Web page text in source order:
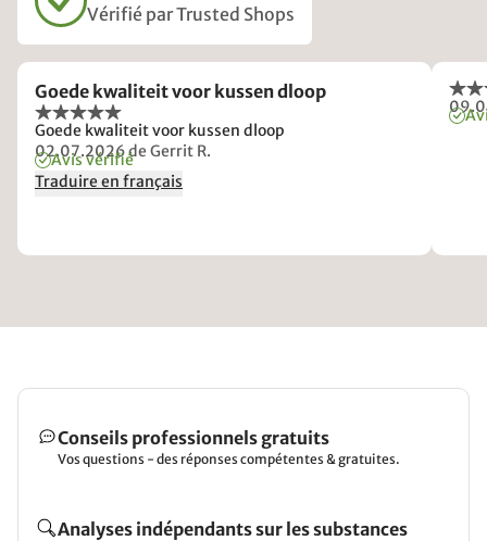
Vérifié par Trusted Shops
Goede kwaliteit voor kussen dloop
Goede kwaliteit voor kussen dloop
02.07.2026de Gerrit R.
Avis vérifié
Traduire en français
Conseils professionnels gratuits
Vos questions - des réponses compétentes & gratuites.
Analyses indépendants sur les substances